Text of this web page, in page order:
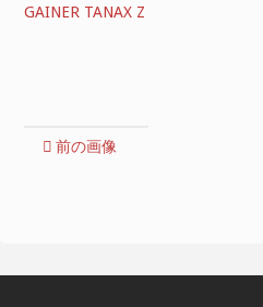
サ
GAINER TANAX Z
前の画像